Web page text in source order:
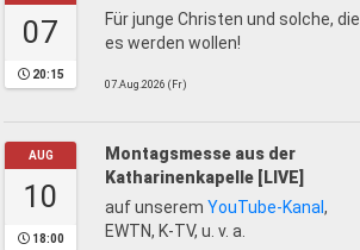
07
20:15
Für junge Christen und solche, die
es werden wollen!
07.Aug.2026 (Fr)
AUG
10
18:00
Montagsmesse aus der
Katharinenkapelle [LIVE]
auf unserem YouTube-Kanal ,
EWTN, K-TV, u. v. a.